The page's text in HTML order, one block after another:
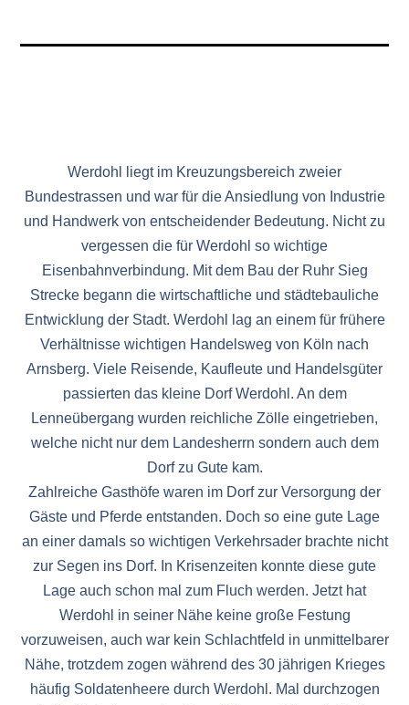
Werdohl liegt im Kreuzungsbereich zweier
Bundestrassen und war für die Ansiedlung von Industrie
und Handwerk von entscheidender Bedeutung. Nicht zu
vergessen die für Werdohl so wichtige
Eisenbahnverbindung. Mit dem Bau der Ruhr Sieg
Strecke begann die wirtschaftliche und städtebauliche
Entwicklung der Stadt. Werdohl lag an einem für frühere
Verhältnisse wichtigen Handelsweg von Köln nach
Arnsberg. Viele Reisende, Kaufleute und Handelsgüter
passierten das kleine Dorf Werdohl. An dem
Lenneübergang wurden reichliche Zölle eingetrieben,
welche nicht nur dem Landesherrn sondern auch dem
Dorf zu Gute kam.
Zahlreiche Gasthöfe waren im Dorf zur Versorgung der
Gäste und Pferde entstanden. Doch so eine gute Lage
an einer damals so wichtigen Verkehrsader brachte nicht
zur Segen ins Dorf. In Krisenzeiten konnte diese gute
Lage auch schon mal zum Fluch werden. Jetzt hat
Werdohl in seiner Nähe keine große Festung
vorzuweisen, auch war kein Schlachtfeld in unmittelbarer
Nähe, trotzdem zogen während des 30 jährigen Krieges
häufig Soldatenheere durch Werdohl. Mal durchzogen